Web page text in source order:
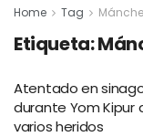
Home Tag
Etiqueta:
Atentado en
durante Yom Kipur
varios heridos